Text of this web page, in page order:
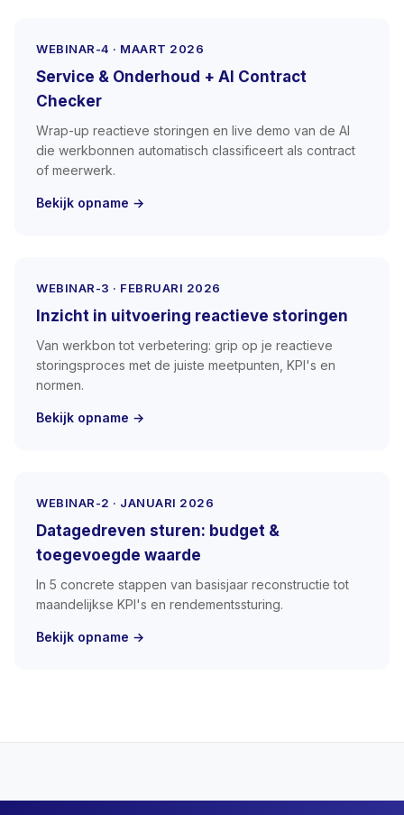
WEBINAR-4 · MAART 2026
Service & Onderhoud + AI Contract
Checker
Wrap-up reactieve storingen en live demo van de AI
die werkbonnen automatisch classificeert als contract
of meerwerk.
Bekijk opname →
WEBINAR-3 · FEBRUARI 2026
Inzicht in uitvoering reactieve storingen
Van werkbon tot verbetering: grip op je reactieve
storingsproces met de juiste meetpunten, KPI's en
normen.
Bekijk opname →
WEBINAR-2 · JANUARI 2026
Datagedreven sturen: budget &
toegevoegde waarde
In 5 concrete stappen van basisjaar reconstructie tot
maandelijkse KPI's en rendementssturing.
Bekijk opname →